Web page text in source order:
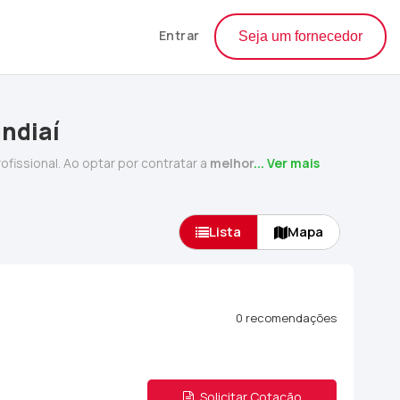
Entrar Seja um fornecedor
Ao optar por contratar a melhor... Ver mais
Lista Mapa
0 recomendações